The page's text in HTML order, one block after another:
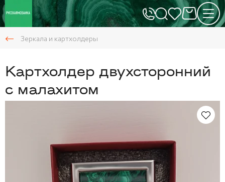
Зеркала и картхолдеры
Картхолдер двухсторонний
с малахитом